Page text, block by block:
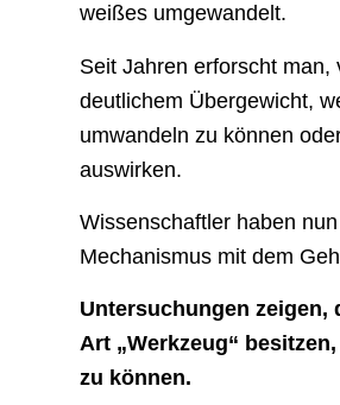
weißes umgewandelt.
Seit Jahren erforscht
deutlichem Übergewicht,
umwandeln zu können
auswirken.
Wissenschaftler haben
Mechanismus mit dem
Untersuchungen zeigen,
Art „Werkzeug“
zu können.